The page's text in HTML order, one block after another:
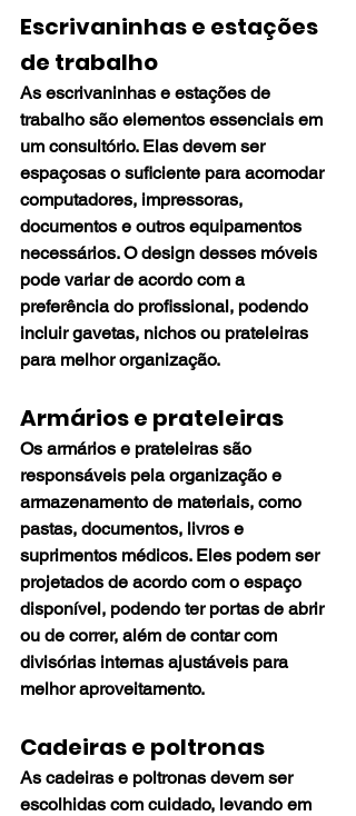
Escrivaninhas e estações
de trabalho
As escrivaninhas e estações de
trabalho são elementos essenciais em
um consultório. Elas devem ser
espaçosas o suficiente para acomodar
computadores, impressoras,
documentos e outros equipamentos
necessários. O design desses móveis
pode variar de acordo com a
preferência do profissional, podendo
incluir gavetas, nichos ou prateleiras
para melhor organização.
Armários e prateleiras
Os armários e prateleiras são
responsáveis pela organização e
armazenamento de materiais, como
pastas, documentos, livros e
suprimentos médicos. Eles podem ser
projetados de acordo com o espaço
disponível, podendo ter portas de abrir
ou de correr, além de contar com
divisórias internas ajustáveis para
melhor aproveitamento.
Cadeiras e poltronas
As cadeiras e poltronas devem ser
escolhidas com cuidado, levando em